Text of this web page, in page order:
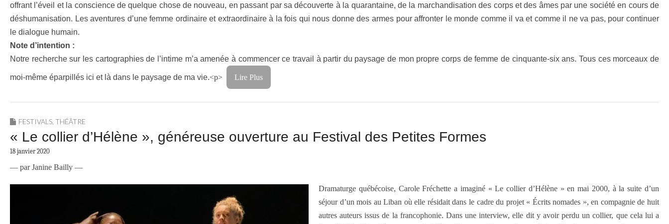
offrant l’éveil et la conscience de quelque chose de nouveau, en passant par sa découverte à la quarantaine, de la marchandisation des corps et des âmes par une société en cours de
déshumanisation. Les aventures d’une femme ordinaire et extraordinaire à la fois qui nous donne des armes pour affronter le monde comme il va et comme il ne va pas, pour continuer
le dialogue humain.
Note d’intention :
Notre recherche sur les cartographies de l’intime m’a amenée à commencer ce travail à partir du paysage de mon propre corps de femme de cinquante-six ans. Tous ces morceaux de
moi-même éparpillés ici et là dans le paysage de ma vie.<p> Lire Plus
FESTIVALS THÉÂTRE
« Le collier d’Hélène », généreuse ouverture au Festival des Petites Formes
18 janvier 2020
— par Janine Bailly —
Dramaturge québécoise, Carole Fréchette a imaginé « Le collier d’Hélène » en mai 2000, à la suite d’un
séjour d’un mois au Liban où elle résidait dans le cadre du projet « Écrits nomades », en compagnie de huit
autres auteurs issus de la francophonie. Dans une interview, elle dit y avoir perdu un collier, que cela lui a